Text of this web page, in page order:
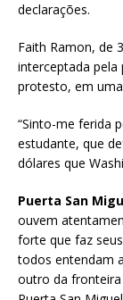
declarações.
Faith Ramon, de
interceptada pela
protesto, em
“Sinto-me ferida
estudante, que
dólares que
Puerta San
ouvem
forte que faz
todos entendam
outro da